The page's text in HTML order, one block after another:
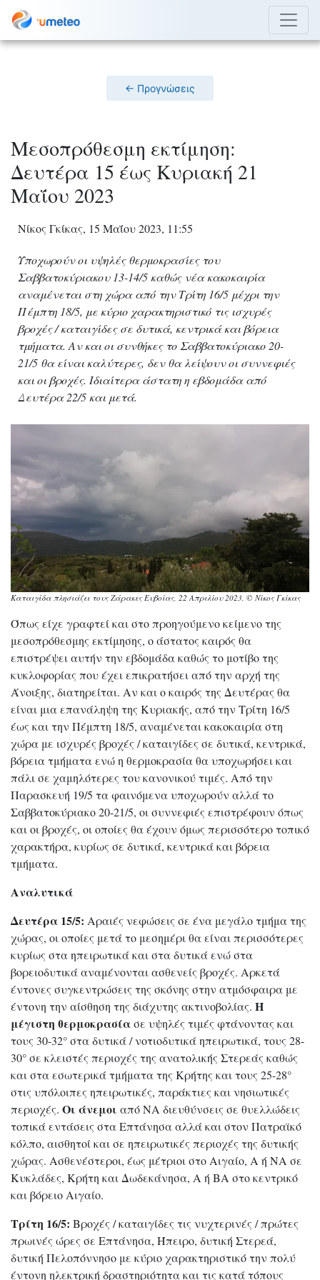
← Προγνώσεις
Μεσοπρόθεσμη εκτίμηση:
Δευτέρα 15 έως Κυριακή 21
Μαΐου 2023
Νίκος Γκίκας, 15 Μαΐου 2023, 11:55
Υποχωρούν οι υψηλές θερμοκρασίες του
Σαββατοκύριακου 13-14/5 καθώς νέα κακοκαιρία
αναμένεται στη χώρα από την Τρίτη 16/5 μέχρι την
Πέμπτη 18/5, με κύριο χαρακτηριστικό τις ισχυρές
βροχές / καταιγίδες σε δυτικά, κεντρικά και βόρεια
τμήματα. Αν και οι συνθήκες το Σαββατοκύριακο 20-
21/5 θα είναι καλύτερες, δεν θα λείψουν οι συννεφιές
και οι βροχές. Ιδιαίτερα άστατη η εβδομάδα από
Δευτέρα 22/5 και μετά.
Καταιγίδα πλησιάζει τους Ζάρακες Ευβοίας, 22 Απριλίου 2023, © Νίκος Γκίκας
Όπως είχε γραφτεί και στο προηγούμενο κείμενο της
μεσοπρόθεσμης εκτίμησης, ο άστατος καιρός θα
επιστρέψει αυτήν την εβδομάδα καθώς το μοτίβο της
κυκλοφορίας που έχει επικρατήσει από την αρχή της
Άνοιξης, διατηρείται. Αν και ο καιρός της Δευτέρας θα
είναι μια επανάληψη της Κυριακής, από την Τρίτη 16/5
έως και την Πέμπτη 18/5, αναμένεται κακοκαιρία στη
χώρα με ισχυρές βροχές / καταιγίδες σε δυτικά, κεντρικά,
βόρεια τμήματα ενώ η θερμοκρασία θα υποχωρήσει και
πάλι σε χαμηλότερες του κανονικού τιμές. Από την
Παρασκευή 19/5 τα φαινόμενα υποχωρούν αλλά το
Σαββατοκύριακο 20-21/5, οι συννεφιές επιστρέφουν όπως
και οι βροχές, οι οποίες θα έχουν όμως περισσότερο τοπικό
χαρακτήρα, κυρίως σε δυτικά, κεντρικά και βόρεια
τμήματα.
Αναλυτικά
Δευτέρα 15/5: Αραιές νεφώσεις σε ένα μεγάλο τμήμα της
χώρας, οι οποίες μετά το μεσημέρι θα είναι περισσότερες
κυρίως στα ηπειρωτικά και στα δυτικά ενώ στα
βορειοδυτικά αναμένονται ασθενείς βροχές. Αρκετά
έντονες συγκεντρώσεις της σκόνης στην ατμόσφαιρα με
έντονη την αίσθηση της διάχυτης ακτινοβολίας. Η
μέγιστη θερμοκρασίασε υψηλές τιμές φτάνοντας και
τους 30-32° στα δυτικά / νοτιοδυτικά ηπειρωτικά, τους 28-
30° σε κλειστές περιοχές της ανατολικής Στερεάς καθώς
και στα εσωτερικά τμήματα της Κρήτης και τους 25-28°
στις υπόλοιπες ηπειρωτικές, παράκτιες και νησιωτικές
περιοχές. Οι άνεμοι από ΝΑ διευθύνσεις σε θυελλώδεις
τοπικά εντάσεις στα Επτάνησα αλλά και στον Πατραϊκό
κόλπο, αισθητοί και σε ηπειρωτικές περιοχές της δυτικής
χώρας. Ασθενέστεροι, έως μέτριοι στο Αιγαίο, Α ή ΝΑ σε
Κυκλάδες, Κρήτη και Δωδεκάνησα, Α ή ΒΑ στο κεντρικό
και βόρειο Αιγαίο.
Τρίτη 16/5: Βροχές / καταιγίδες τις νυχτερινές / πρώτες
πρωινές ώρες σε Επτάνησα, Ήπειρο, δυτική Στερεά,
δυτική Πελοπόννησο με κύριο χαρακτηριστικό την πολύ
έντονη ηλεκτρική δραστηριότητα και τις κατά τόπους